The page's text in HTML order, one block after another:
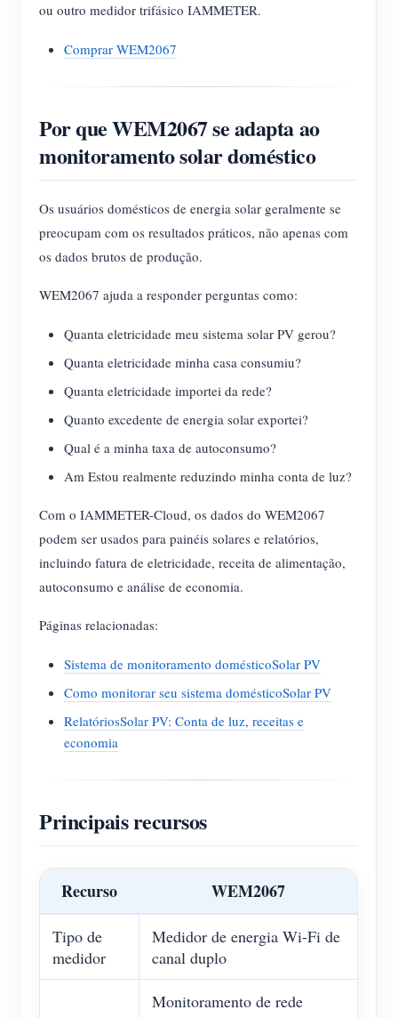
ou outro medidor trifásico IAMMETER.
Comprar WEM2067
Por que WEM2067 se adapta ao
monitoramento solar doméstico
Os usuários domésticos de energia solar geralmente se
preocupam com os resultados práticos, não apenas com
os dados brutos de produção.
WEM2067 ajuda a responder perguntas como:
Quanta eletricidade meu sistema solar PV gerou?
Quanta eletricidade minha casa consumiu?
Quanta eletricidade importei da rede?
Quanto excedente de energia solar exportei?
Qual é a minha taxa de autoconsumo?
Am Estou realmente reduzindo minha conta de luz?
Com o IAMMETER-Cloud, os dados do WEM2067
podem ser usados para painéis solares e relatórios,
incluindo fatura de eletricidade, receita de alimentação,
autoconsumo e análise de economia.
Páginas relacionadas:
Sistema de monitoramento domésticoSolar PV
Como monitorar seu sistema domésticoSolar PV
RelatóriosSolar PV: Conta de luz, receitas e
economia
Principais recursos
Recurso WEM2067
Tipo de
medidor
Medidor de energia Wi-Fi de
canal duplo
Monitoramento de rede